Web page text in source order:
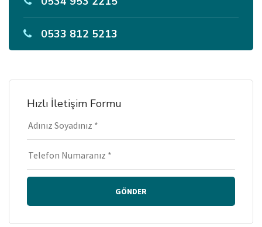
0533 812 5213
Hızlı İletişim Formu
GÖNDER